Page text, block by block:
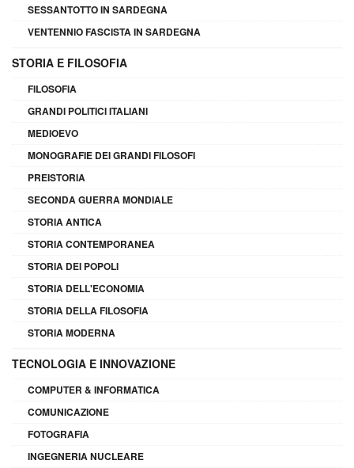
SESSANTOTTO IN SARDEGNA
VENTENNIO FASCISTA IN SARDEGNA
STORIA E FILOSOFIA
FILOSOFIA
GRANDI POLITICI ITALIANI
MEDIOEVO
MONOGRAFIE DEI GRANDI FILOSOFI
PREISTORIA
SECONDA GUERRA MONDIALE
STORIA ANTICA
STORIA CONTEMPORANEA
STORIA DEI POPOLI
STORIA DELL'ECONOMIA
STORIA DELLA FILOSOFIA
STORIA MODERNA
TECNOLOGIA E INNOVAZIONE
COMPUTER & INFORMATICA
COMUNICAZIONE
FOTOGRAFIA
INGEGNERIA NUCLEARE